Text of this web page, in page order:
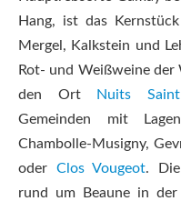
Hang, ist das
Mergel, Kalkstein und
Rot- und Weißweine
den Ort Nuits
Gemeinden mit
Chambolle-Musigny,
oder Clos Vougeot.
rund um Beaune in